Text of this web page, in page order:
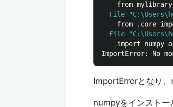
File
File
import numpy
ImportErrorとなり、
numpyをインスト